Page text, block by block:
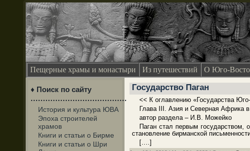
Пещерные храмы и монастыри Из путешествий О Юго-
♦ Поиск по сайту
·······································
История и культура ЮВА
Эпоха строителей
храмов
Книги и статьи о Бирме
Книги и статьи о Шри
Государство Паган
<< К оглавлению «Государства
Глава III. Азия и Северная Африка
автор раздела – И.В. Можейко
Паган стал первым
становление бирманской
[….]